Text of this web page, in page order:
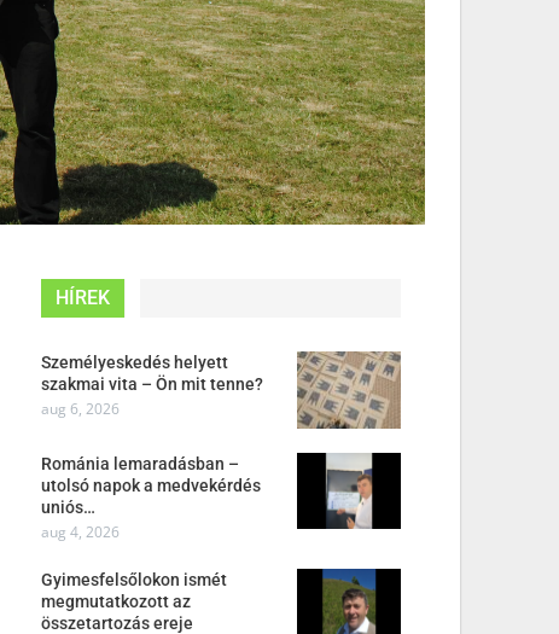
HÍREK
Személyeskedés helyett
szakmai vita – Ön mit tenne?
aug 6, 2026
Románia lemaradásban –
utolsó napok a medvekérdés
uniós…
aug 4, 2026
Gyimesfelsőlokon ismét
megmutatkozott az
összetartozás ereje